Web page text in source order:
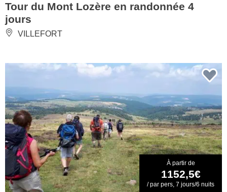
Tour du Mont Lozère en randonnée 4
jours
VILLEFORT
À partir de
1152,5€
/ par pers, 7 jours/6 nuits